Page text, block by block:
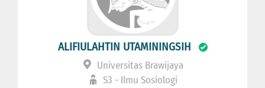
ALIFIULAHTIN UTAMININGSIH
Universitas Brawijaya
S3 - Ilmu Sosiologi